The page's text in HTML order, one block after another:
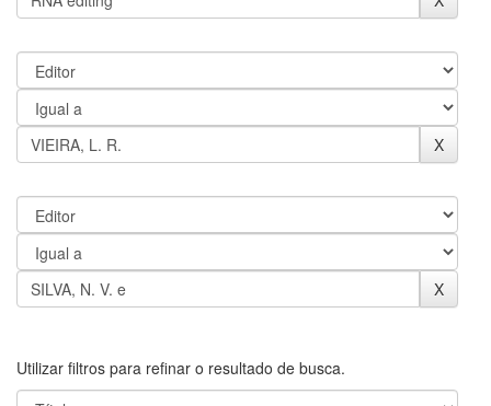
Utilizar filtros para refinar o resultado de busca.